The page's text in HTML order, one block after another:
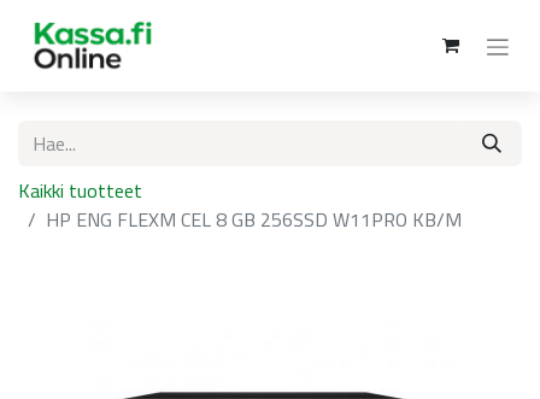
Kaikki tuotteet
HP ENG FLEXM CEL 8 GB 256SSD W11PRO KB/M